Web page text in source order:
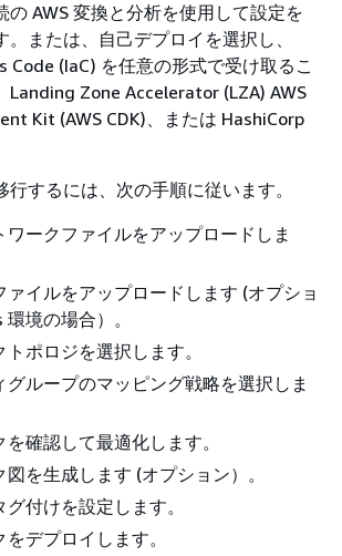
の AWS 変換と分析を使用して設定を
。または、自己デプロイを選択し、
(IaC) を任意の形式で受け取るこ
Landing Zone Accelerator (LZA) AWS
Kit (AWS CDK)、または HashiCorp
行するには、次の手順に従います。
ワークファイルをアップロードしま
ァイルをアップロードします (オプショ
境の場合）。
ポロジを選択します。
グループのマッピング戦略を選択しま
確認して最適化します。
を生成します (オプション）。
付けを設定します。
デプロイします。